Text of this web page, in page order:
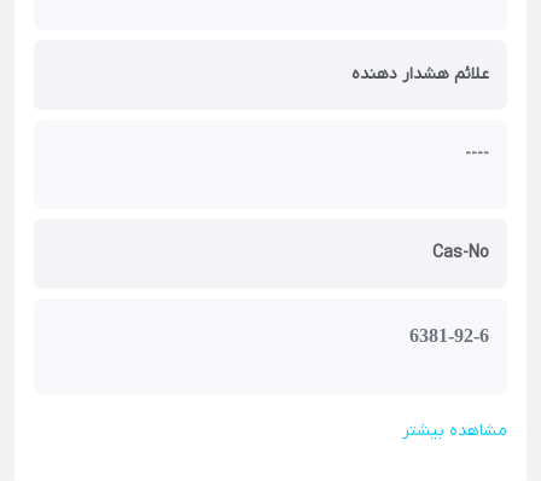
علائم هشدار دهنده
----
Cas-No
6381-92-6
مشاهده بیشتر